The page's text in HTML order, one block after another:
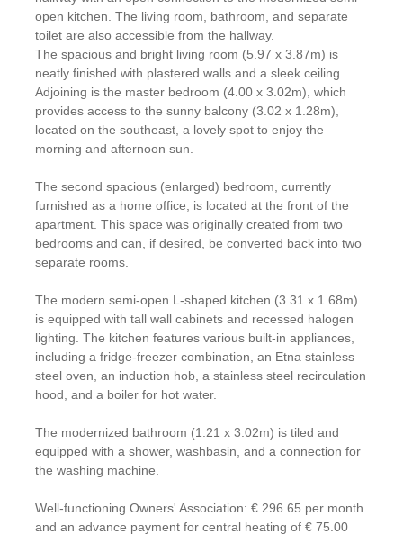
open kitchen. The living room, bathroom, and separate
toilet are also accessible from the hallway.
The spacious and bright living room (5.97 x 3.87m) is
neatly finished with plastered walls and a sleek ceiling.
Adjoining is the master bedroom (4.00 x 3.02m), which
provides access to the sunny balcony (3.02 x 1.28m),
located on the southeast, a lovely spot to enjoy the
morning and afternoon sun.
The second spacious (enlarged) bedroom, currently
furnished as a home office, is located at the front of the
apartment. This space was originally created from two
bedrooms and can, if desired, be converted back into two
separate rooms.
The modern semi-open L-shaped kitchen (3.31 x 1.68m)
is equipped with tall wall cabinets and recessed halogen
lighting. The kitchen features various built-in appliances,
including a fridge-freezer combination, an Etna stainless
steel oven, an induction hob, a stainless steel recirculation
hood, and a boiler for hot water.
The modernized bathroom (1.21 x 3.02m) is tiled and
equipped with a shower, washbasin, and a connection for
the washing machine.
Well-functioning Owners' Association: € 296.65 per month
and an advance payment for central heating of € 75.00